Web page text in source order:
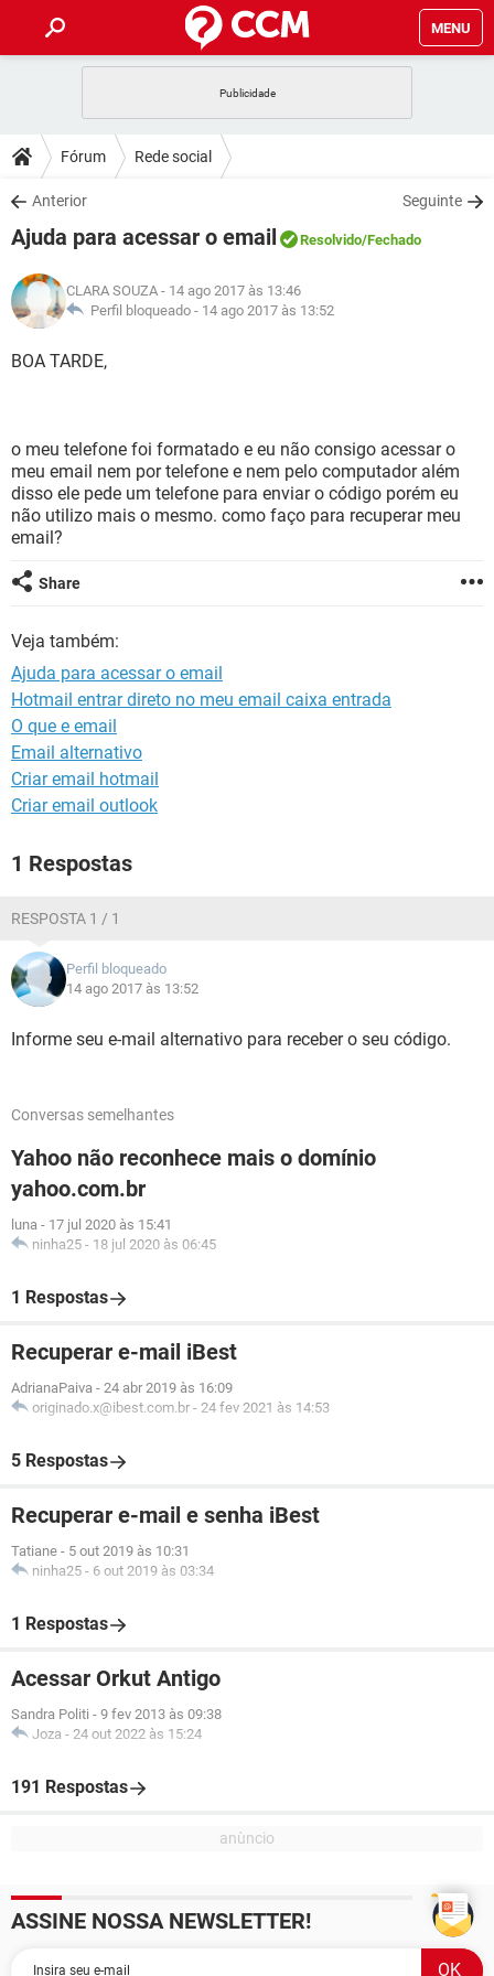
MENU
CELULAR
OUTLOOK
INSTAGRAM GMAIL
GUIA DE COMPRAS
DICAS
JOGOS
INSTAGRAM GMAIL
GUIA DE COMPRAS
DOWNLOADS
JOGOS WHATSAPP
CELULAR
OUTLOOK EXCEL
INSTAGRAM
FÓRUM
JOGOS WHATSAPP
CELULAR
OUTLOOK
GUIA DE COMPRAS
GLOSSÁRIO
JOGOS
INSTAGRAM GMAIL
GUIA DE COMPRAS
Fórum Rede social
Anterior Seguinte
Ajuda para acessar o email Resolvido/Fechado
CLARA SOUZA - 14 ago 2017 às 13:46
Perfil bloqueado - 14 ago 2017 às 13:52
BOA TARDE,
o meu telefone foi formatado e eu não consigo acessar o
meu email nem por telefone e nem pelo computador além
disso ele pede um telefone para enviar o código porém eu
não utilizo mais o mesmo. como faço para recuperar meu
email?
Share
Veja também:
Ajuda para acessar o email
Hotmail entrar direto no meu email caixa entrada
O que e email
Email alternativo
Criar email hotmail
Criar email outlook
1 Respostas
RESPOSTA 1 / 1
Perfil bloqueado
14 ago 2017 às 13:52
Informe seu e-mail alternativo para receber o seu código.
Conversas semelhantes
Yahoo não reconhece mais o domínio
yahoo.com.br
luna - 17 jul 2020 às 15:41
ninha25 - 18 jul 2020 às 06:45
1 Respostas
Recuperar e-mail iBest
AdrianaPaiva - 24 abr 2019 às 16:09
originado.x@ibest.com.br - 24 fev 2021 às 14:53
5 Respostas
Recuperar e-mail e senha iBest
Tatiane - 5 out 2019 às 10:31
ninha25 - 6 out 2019 às 03:34
1 Respostas
Acessar Orkut Antigo
Sandra Politi - 9 fev 2013 às 09:38
Joza - 24 out 2022 às 15:24
191 Respostas
ASSINE NOSSA NEWSLETTER!